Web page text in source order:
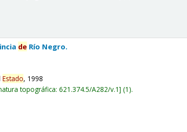
de Río Negro.
Estado, 1998
topográfica:621.374.5/A282/v.1 (1).